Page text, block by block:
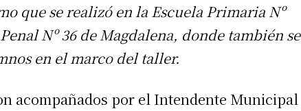
que se realizó en la Escuela Primaria Nº
Nº 36 de Magdalena, donde también se
en el marco del taller.
acompañados por el Intendente Municipal